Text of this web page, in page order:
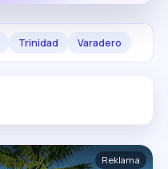
Trinidad Varadero
Reklama